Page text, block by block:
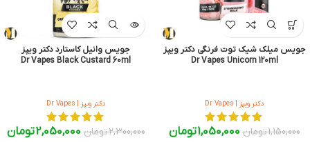
جویس میلک شیک توت فرنگی دکتر ویپز
Dr Vapes Unicorn 120ml
دکتر ویپز | Dr Vapes
1,150,000تومان 1,050,000تومان
جویس وانیل کاستارد دکتر ویپز
Dr Vapes Black Custard 60ml
دکتر ویپز | Dr Vapes
2,300,000تومان 2,050,000تومان